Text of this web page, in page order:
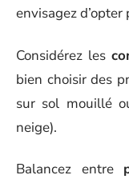
envisagez
Considérez les
bien choisir des
sur sol mouillé
neige).
Balancez entre